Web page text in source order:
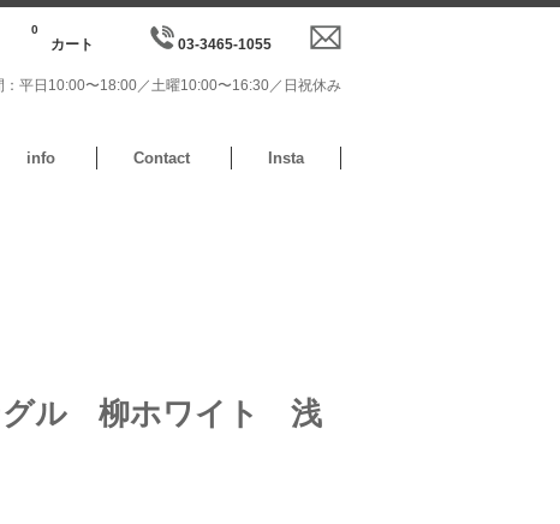
カート
0
03-3465-1055
：平日10:00〜18:00／土曜10:00〜16:30／日祝休み
info Contact Insta
グル 柳ホワイト 浅